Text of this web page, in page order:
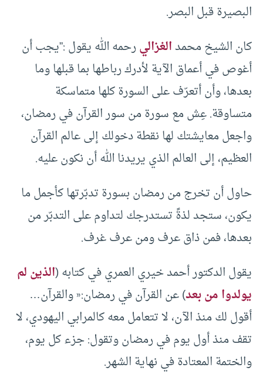
البصيرة قبل البصر.
كان الشيخ محمدالغزاليرحمه الله يقول :”يجب أن
أغوص في أعماق الآية لأدرك رباطها بما قبلها وما
بعدها، وأن أتعرّف على السورة كلها متماسكة
متساوقة. عِش مع سورة من سور القرآن في رمضان،
واجعل معايشتك لها نقطة دخولك إلى عالم القرآن
العظيم، إلى العالم الذي يريدنا الله أن نكون عليه.
حاول أن تخرج من رمضان بسورة تدبّرتها كأجمل ما
يكون، ستجد لذةً تستدرجك لتداوم على التدبّر من
بعدها، فمن ذاق عرف ومن عرف غرف.
يقول الدكتور أحمد خيري العمري في كتابه (الذين لم
يولدوا من بعد) عن القرآن في رمضان:« والقرآن…
أقول لك منذ الآن، لا تتعامل معه كالمرابي اليهودي، لا
تقف منذ أول يوم في رمضان وتقول: جزء كل يوم،
والختمة المعتادة في نهاية الشهر.